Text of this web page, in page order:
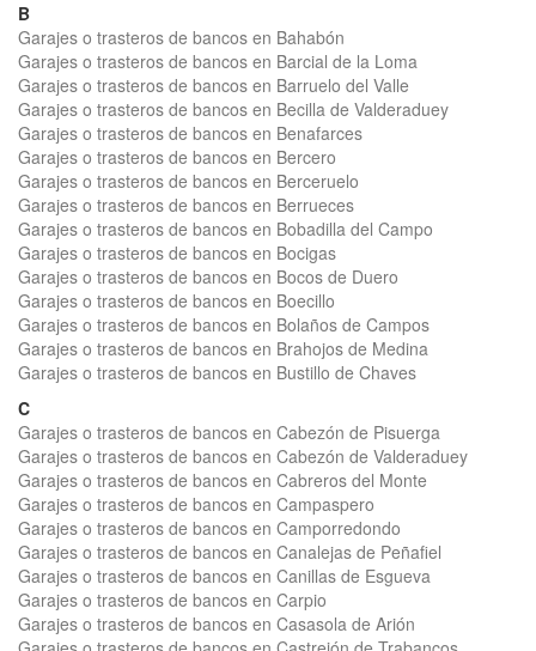
B
Garajes o trasteros de bancos en Bahabón
Garajes o trasteros de bancos en Barcial de la Loma
Garajes o trasteros de bancos en Barruelo del Valle
Garajes o trasteros de bancos en Becilla de Valderaduey
Garajes o trasteros de bancos en Benafarces
Garajes o trasteros de bancos en Bercero
Garajes o trasteros de bancos en Berceruelo
Garajes o trasteros de bancos en Berrueces
Garajes o trasteros de bancos en Bobadilla del Campo
Garajes o trasteros de bancos en Bocigas
Garajes o trasteros de bancos en Bocos de Duero
Garajes o trasteros de bancos en Boecillo
Garajes o trasteros de bancos en Bolaños de Campos
Garajes o trasteros de bancos en Brahojos de Medina
Garajes o trasteros de bancos en Bustillo de Chaves
C
Garajes o trasteros de bancos en Cabezón de Pisuerga
Garajes o trasteros de bancos en Cabezón de Valderaduey
Garajes o trasteros de bancos en Cabreros del Monte
Garajes o trasteros de bancos en Campaspero
Garajes o trasteros de bancos en Camporredondo
Garajes o trasteros de bancos en Canalejas de Peñafiel
Garajes o trasteros de bancos en Canillas de Esgueva
Garajes o trasteros de bancos en Carpio
Garajes o trasteros de bancos en Casasola de Arión